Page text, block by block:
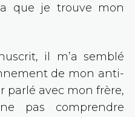
que je trouve mon
il m’a semblé
de mon anti-
parlé avec mon frère,
pas comprendre